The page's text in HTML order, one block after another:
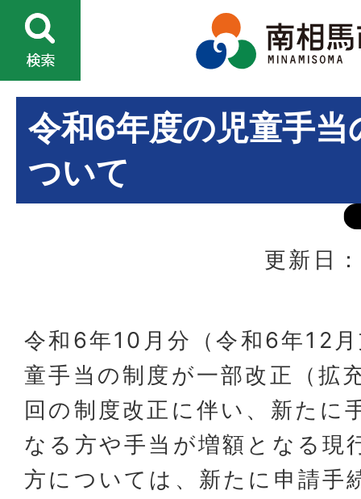
令和6年度の児童手当
ついて
更新日
令和6年10月分（令和6年12
童手当の制度が一部改正（拡
回の制度改正に伴い、新たに
なる方や手当が増額となる現
方については、新たに申請手